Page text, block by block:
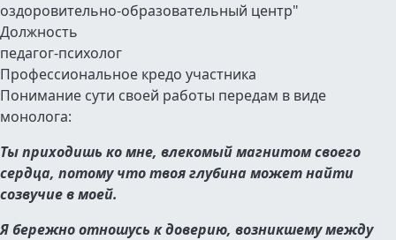
оздоровительно-образовательный центр"
Должность
педагог-психолог
Профессиональное кредо участника
Понимание сути своей работы передам в виде
монолога:
Ты приходишь ко мне, влекомый магнитом своего
сердца, потому что твоя глубина может найти
созвучие в моей.
Я бережно отношусь к доверию, возникшему между